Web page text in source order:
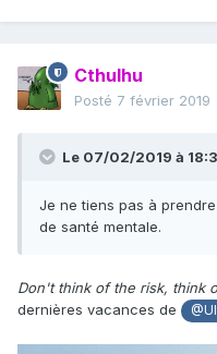
Cthulhu
Posté 7 février 2019
Le 07/02/2019 à
Je ne tiens pas à
de santé mentale.
Don't think of the risk, think
dernières vacances de